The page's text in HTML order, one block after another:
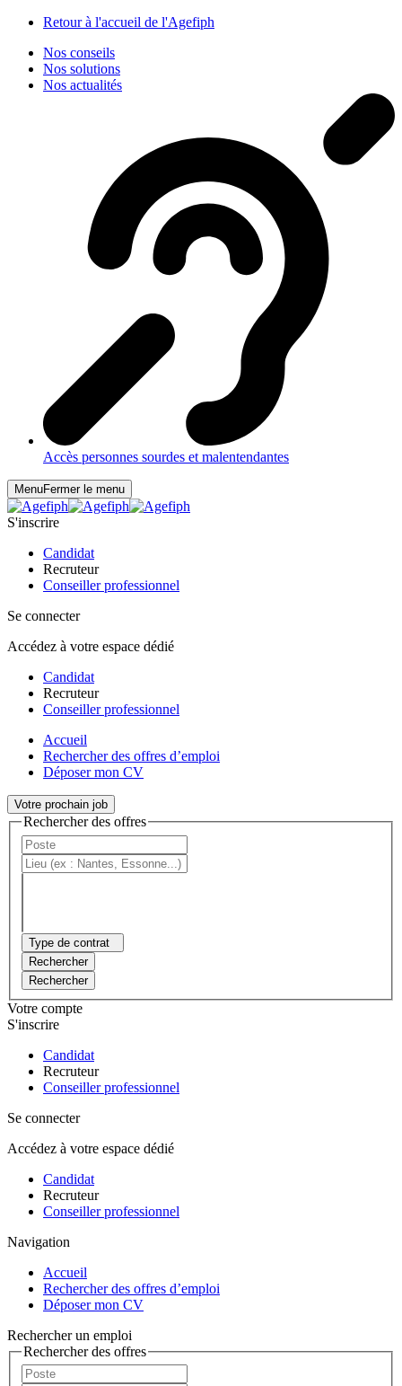
Retour à l'accueil de l'Agefiph
Nos conseils
Nos solutions
Nos actualités
Accès personnes sourdes et malentendantes
MenuFermer le menu
S'inscrire
Candidat
Recruteur
Conseiller professionnel
Se connecter
Accédez à votre espace dédié
Candidat
Recruteur
Conseiller professionnel
Accueil
Rechercher des offres d’emploi
Déposer mon CV
Votre prochain job
Rechercher des offres
Type de contrat
Rechercher
Rechercher
Votre compte
S'inscrire
Candidat
Recruteur
Conseiller professionnel
Se connecter
Accédez à votre espace dédié
Candidat
Recruteur
Conseiller professionnel
Navigation
Accueil
Rechercher des offres d’emploi
Déposer mon CV
Rechercher un emploi
Rechercher des offres